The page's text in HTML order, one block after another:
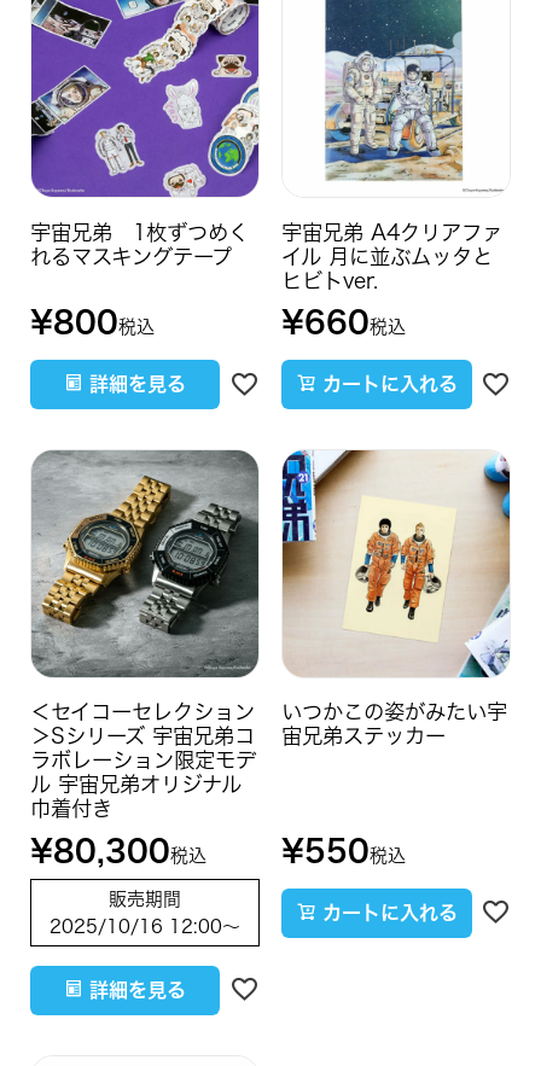
宇宙兄弟 1枚ずつめく
れるマスキングテープ
¥800税込
詳細を見る
宇宙兄弟 A4クリアファ
イル 月に並ぶムッタと
ヒビトver.
¥660税込
カートに入れる
＜セイコーセレクション
＞Sシリーズ 宇宙兄弟コ
ラボレーション限定モデ
ル 宇宙兄弟オリジナル
巾着付き
¥80,300税込
販売期間
2025/10/16 12:00〜
詳細を見る
いつかこの姿がみたい宇
宙兄弟ステッカー
¥550税込
カートに入れる